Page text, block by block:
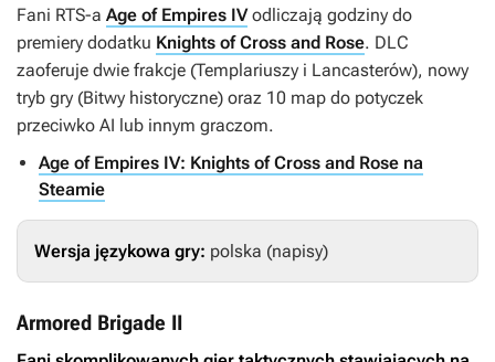
Fani RTS-a Age of Empires IVodliczają godziny do
premiery dodatku Knights of Cross and Rose. DLC
zaoferuje dwie frakcje (Templariuszy i Lancasterów), nowy
tryb gry (Bitwy historyczne) oraz 10 map do potyczek
przeciwko AI lub innym graczom.
Age of Empires IV: Knights of Cross and Rose na
Steamie
Wersja językowa gry: polska (napisy)
Armored Brigade II